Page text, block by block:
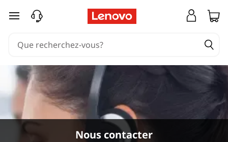
s
S
passer au contenu principal
Nous contacter